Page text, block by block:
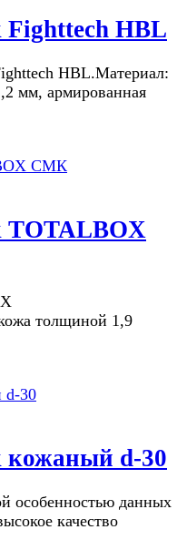
Fighttech HBL
HBL.Материал:
мм, армированная
TOTALBOX
толщиной 1,9
кожаный d-30
особенностью данных
качество